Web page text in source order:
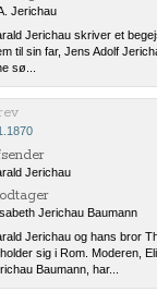
Jerichau
Jerichau skriver et
til sin far, Jens Adolf
sø...
Jerichau
Jerichau Baumann
Jerichau og hans bror
sig i Rom. Moderen,
Baumann, har...